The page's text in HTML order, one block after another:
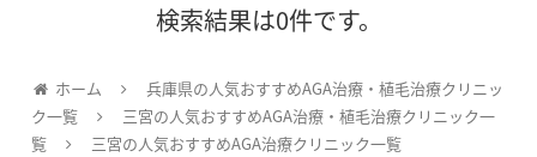
検索結果は0件です。
ホーム
兵庫県の人気おすすめAGA治療・植毛治療クリニッ
ク一覧
三宮の人気おすすめAGA治療・植毛治療クリニック一
覧
三宮の人気おすすめAGA治療クリニック一覧